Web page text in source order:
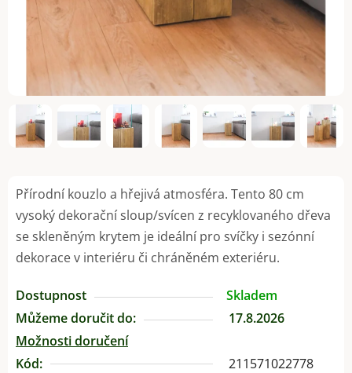
Přírodní kouzlo a hřejivá atmosféra. Tento 80 cm
vysoký dekorační sloup/svícen z recyklovaného dřeva
se skleněným krytem je ideální pro svíčky i sezónní
dekorace v interiéru či chráněném exteriéru.
Dostupnost
Skladem
Můžeme doručit do:
17.8.2026
Možnosti doručení
Kód:
211571022778